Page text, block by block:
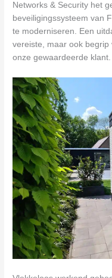
Networks & Security het
beveiligingssysteem van
te moderniseren. Een
vereiste, maar ook
onze gewaardeerde klant.